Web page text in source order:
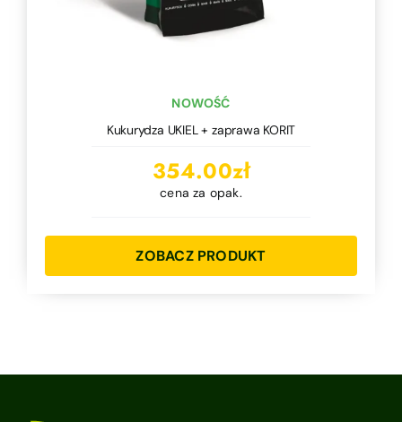
NOWOŚĆ
Kukurydza UKIEL + zaprawa KORIT
354.00zł
cena za opak.
ZOBACZ PRODUKT